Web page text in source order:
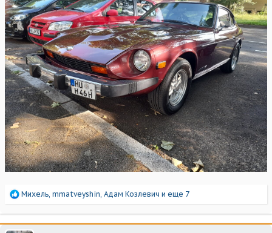
Р
а
к
Михель, mmatveyshin, Адам Козлевич и еще 7